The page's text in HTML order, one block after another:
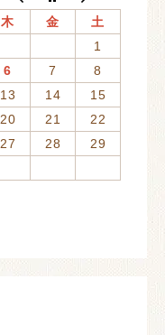
木 金
土
1
6 7
8
13 14
15
20 21
22
27 28
29